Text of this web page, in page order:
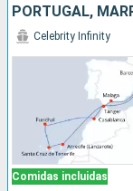
PORTUGAL,
Comidas incluidas
Celebrity Infinity